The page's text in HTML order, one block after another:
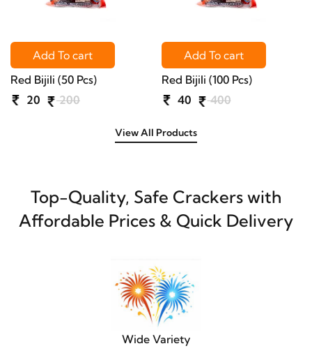
Add To cart
Red Bijili (50 Pcs)
20
200
Add To cart
Red Bijili (100 Pcs)
40
400
View All Products
Add To cart
Men in Black
Add To cart
Ring Cap
Add To cart
1½" Twinkling Star
Add To cart
4" Twinkling Star
Top-Quality, Safe Crackers with
Affordable Prices & Quick Delivery
Wide Variety